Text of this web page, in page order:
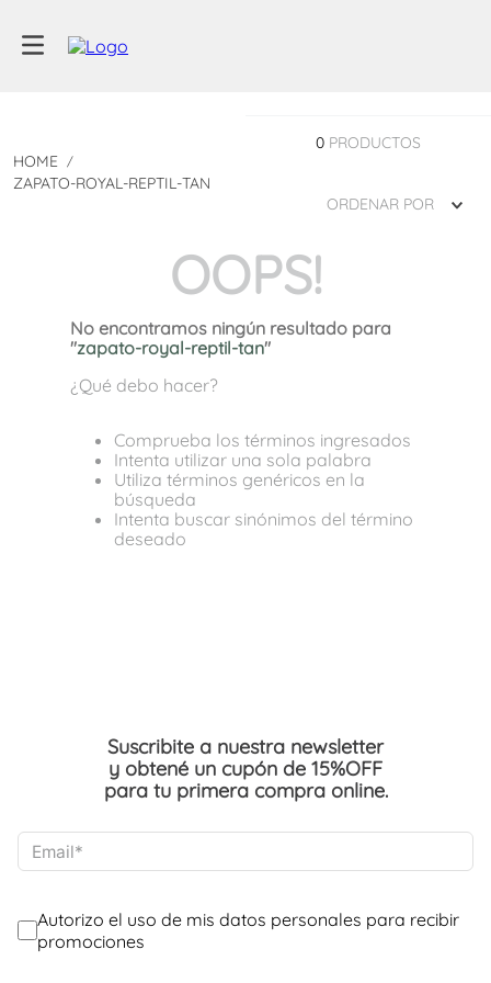
ZAPATO-ROYAL-REPTIL-TAN
0 PRODUCTOS
ORDENAR POR
OOPS!
No encontramos ningún resultado para
"zapato-royal-reptil-tan"
¿Qué debo hacer?
Comprueba los términos ingresados
Intenta utilizar una sola palabra
Utiliza términos genéricos en la
búsqueda
Intenta buscar sinónimos del término
deseado
Suscribite a nuestra newsletter
y obtené un cupón de 15%OFF
para tu primera compra online.